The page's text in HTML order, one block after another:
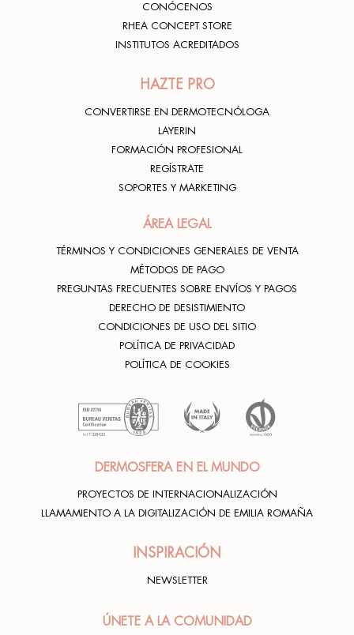
CONÓCENOS
RHEA CONCEPT STORE
INSTITUTOS ACREDITADOS
HAZTE PRO
CONVERTIRSE EN DERMOTECNÓLOGA
LAYERIN
FORMACIÓN PROFESIONAL
REGÍSTRATE
SOPORTES Y MARKETING
ÁREA LEGAL
TÉRMINOS Y CONDICIONES GENERALES DE VENTA
MÉTODOS DE PAGO
PREGUNTAS FRECUENTES SOBRE ENVÍOS Y PAGOS
DERECHO DE DESISTIMIENTO
CONDICIONES DE USO DEL SITIO
POLÍTICA DE PRIVACIDAD
POLÍTICA DE COOKIES
DERMOSFERA EN EL MUNDO
PROYECTOS DE INTERNACIONALIZACIÓN
LLAMAMIENTO A LA DIGITALIZACIÓN DE EMILIA ROMAÑA
INSPIRACIÓN
NEWSLETTER
ÚNETE A LA COMUNIDAD